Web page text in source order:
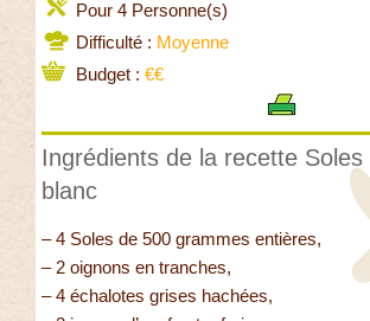
Pour 4 Personne(s)
Difficulté : Moyenne
Budget : €€
Ingrédients de la recette Soles
blanc
– 4 Soles de 500 grammes entières,
– 2 oignons en tranches,
– 4 échalotes grises hachées,